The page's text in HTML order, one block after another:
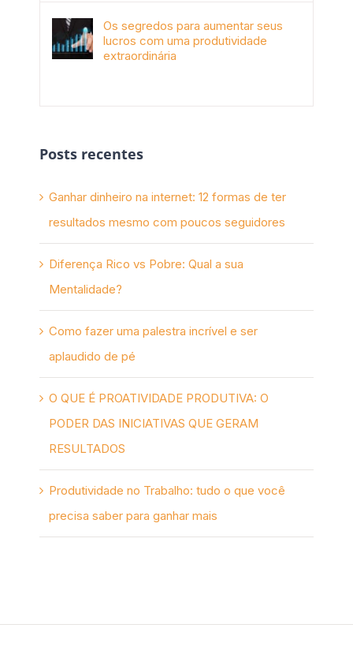
Os segredos para aumentar seus
lucros com uma produtividade
extraordinária
Posts recentes
Ganhar dinheiro na internet: 12 formas de ter
resultados mesmo com poucos seguidores
Diferença Rico vs Pobre: Qual a sua
Mentalidade?
Como fazer uma palestra incrível e ser
aplaudido de pé
O QUE É PROATIVIDADE PRODUTIVA: O
PODER DAS INICIATIVAS QUE GERAM
RESULTADOS
Produtividade no Trabalho: tudo o que você
precisa saber para ganhar mais